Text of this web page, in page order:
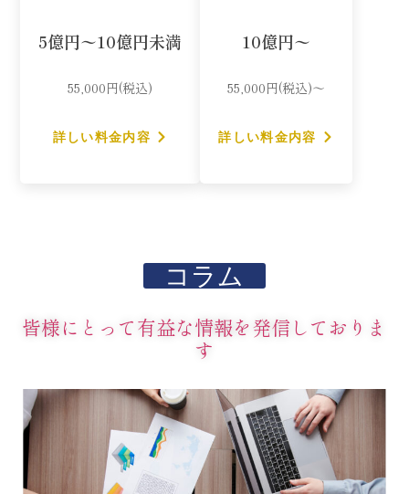
5億円〜10億円未満
55,000円(税込)
詳しい料金内容
10億円〜
55,000円(税込)〜
詳しい料金内容
コラム
皆様にとって有益な情報を発信しておりま
す